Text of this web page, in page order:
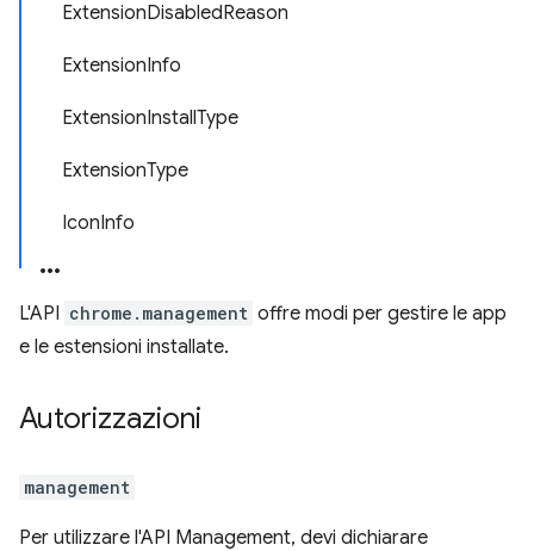
ExtensionDisabledReason
ExtensionInfo
ExtensionInstallType
ExtensionType
IconInfo
L'API chrome.management offre modi per gestire le app
e le estensioni installate.
Autorizzazioni
management
Per utilizzare l'API Management, devi dichiarare